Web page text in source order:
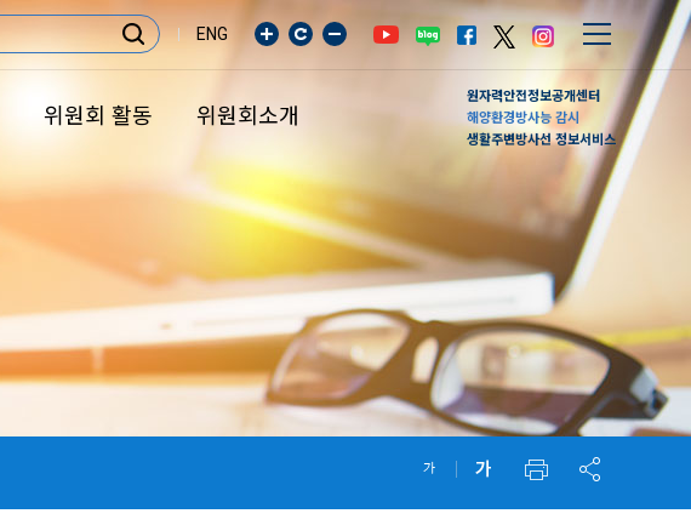
ENG
위원회 활동 위원회소개
원자력안전정보공개센터
해양환경방사능 감시
생활주변방사선 정보서비스